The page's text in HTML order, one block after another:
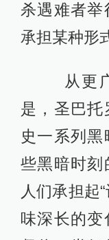
杀遇难者举
承担某种形
从更广
是，圣巴托
史一系列
些黑暗时刻
人们承担起
味深长的变